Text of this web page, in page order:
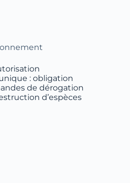
: obligation
de dérogation
d’espèces